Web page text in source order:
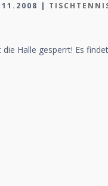
|
Halle gesperrt! Es